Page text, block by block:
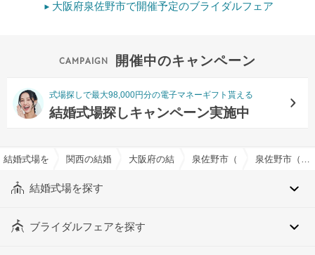
大阪府泉佐野市で開催予定のブライダルフェア
開催中のキャンペーン
式場探しで最大98,000円分の電子マネーギフト貰える
結婚式場探しキャンペーン実施中
結婚式場を探すならハナユメ
関西の結婚式場大阪府の結婚式場泉佐野市（大阪府）の結婚式
泉佐野市（大阪府）の約10人でおすすめの結婚式場・挙式会場一覧
結婚式場を探す
ブライダルフェアを探す